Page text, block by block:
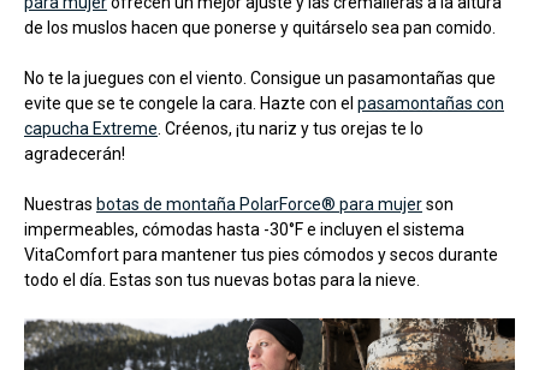
de los muslos hacen que ponerse y quitárselo sea pan comido.
No te la juegues con el viento. Consigue un pasamontañas que
evite que se te congele la cara. Hazte con el pasamontañas con
capucha Extreme . Créenos, ¡tu nariz y tus orejas te lo
agradecerán!
Nuestras botas de montaña PolarForce® para mujerson
impermeables, cómodas hasta -30°F e incluyen el sistema
VitaComfort para mantener tus pies cómodos y secos durante
todo el día. Estas son tus nuevas botas para la nieve.